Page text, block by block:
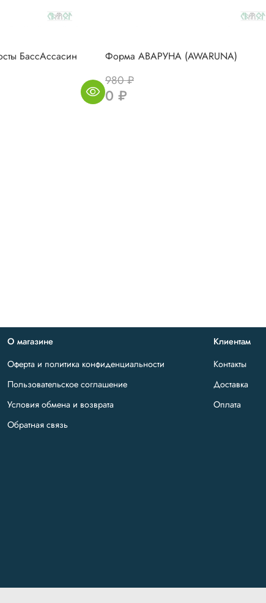
БассАссасин
Форма АВАРУНА (AWARUNA)
980 ₽
0 ₽
О магазине
Оферта и политика конфиденциальности
Пользовательское соглашение
Условия обмена и возврата
Обратная связь
Клиентам
Контакты
Доставка
Оплата